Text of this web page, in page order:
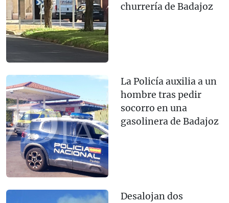
churrería de Badajoz
La Policía auxilia a un
hombre tras pedir
socorro en una
gasolinera de Badajoz
Desalojan dos